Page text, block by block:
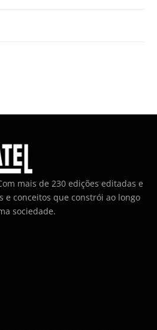
mais de 230 edições editadas e
e conceitos que constrói ao longo
sociedade.